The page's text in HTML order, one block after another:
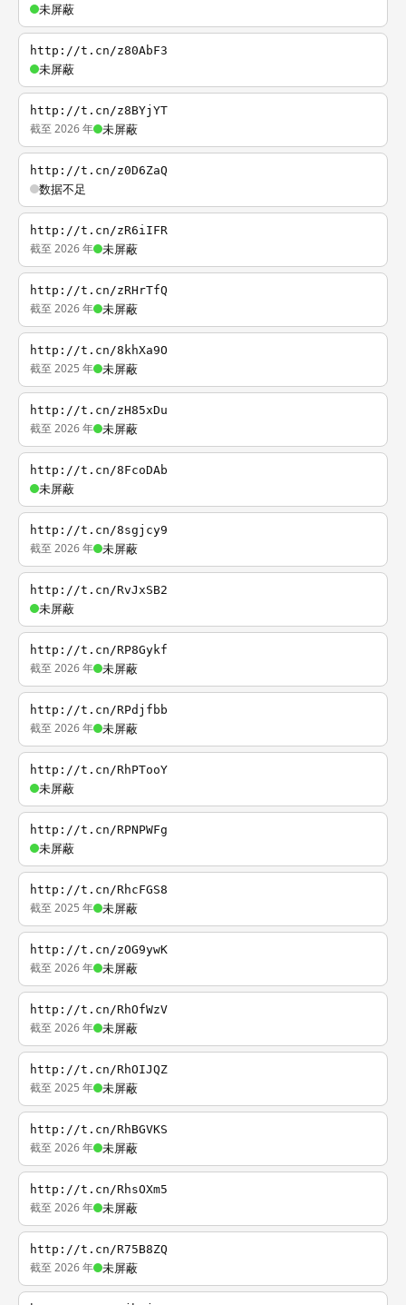
未屏蔽
http://t.cn/z80AbF3
未屏蔽
http://t.cn/z8BYjYT
截至 2026 年 未屏蔽
http://t.cn/z0D6ZaQ
数据不足
http://t.cn/zR6iIFR
截至 2026 年 未屏蔽
http://t.cn/zRHrTfQ
截至 2026 年 未屏蔽
http://t.cn/8khXa9O
截至 2025 年 未屏蔽
http://t.cn/zH85xDu
截至 2026 年 未屏蔽
http://t.cn/8FcoDAb
未屏蔽
http://t.cn/8sgjcy9
截至 2026 年 未屏蔽
http://t.cn/RvJxSB2
未屏蔽
http://t.cn/RP8Gykf
截至 2026 年 未屏蔽
http://t.cn/RPdjfbb
截至 2026 年 未屏蔽
http://t.cn/RhPTooY
未屏蔽
http://t.cn/RPNPWFg
未屏蔽
http://t.cn/RhcFGS8
截至 2025 年 未屏蔽
http://t.cn/zOG9ywK
截至 2026 年 未屏蔽
http://t.cn/RhOfWzV
截至 2026 年 未屏蔽
http://t.cn/RhOIJQZ
截至 2025 年 未屏蔽
http://t.cn/RhBGVKS
截至 2026 年 未屏蔽
http://t.cn/RhsOXm5
截至 2026 年 未屏蔽
http://t.cn/R75B8ZQ
截至 2026 年 未屏蔽